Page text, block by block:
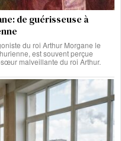
de guérisseuse à
du roi Arthur Morgane le
est souvent perçue
malveillante du roi Arthur.